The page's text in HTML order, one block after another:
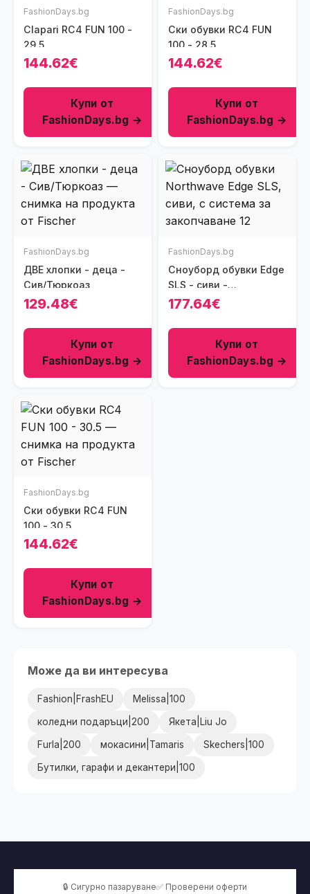
FashionDays.bg
Clapari RC4 FUN 100 -
29.5
144.62€
Купи от
FashionDays.bg →
FashionDays.bg
Ски обувки RC4 FUN
100 - 28.5
144.62€
Купи от
FashionDays.bg →
FashionDays.bg
ДВЕ хлопки - деца -
Сив/Тюркоаз
129.48€
Купи от
FashionDays.bg →
FashionDays.bg
Сноуборд обувки Edge
SLS - сиви -
синтетичен материал
закопчаване SLS -
177.64€
Купи от
FashionDays.bg →
FashionDays.bg
Ски обувки RC4 FUN
100 - 30.5
144.62€
Купи от
FashionDays.bg →
Може да ви интересува
Fashion|FrashEU Melissa|100
коледни подаръци|200 Якета|Liu Jo
Furla|200 мокасини|Tamaris Skechers|100
Бутилки, гарафи и декантери|100
🔒 Сигурно пазаруване✅ Проверени оферти